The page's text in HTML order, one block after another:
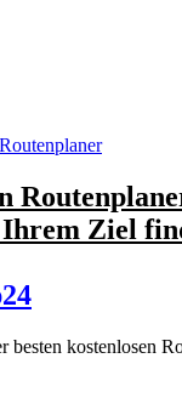
Routenplaner
Ihrem Ziel
besten kostenlosen